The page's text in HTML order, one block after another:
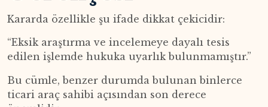
Kararda özellikle şu ifade dikkat çekicidir:
“Eksik araştırma ve incelemeye dayalı tesis
edilen işlemde hukuka uyarlık bulunmamıştır.”
Bu cümle, benzer durumda bulunan binlerce
ticari araç sahibi açısından son derece